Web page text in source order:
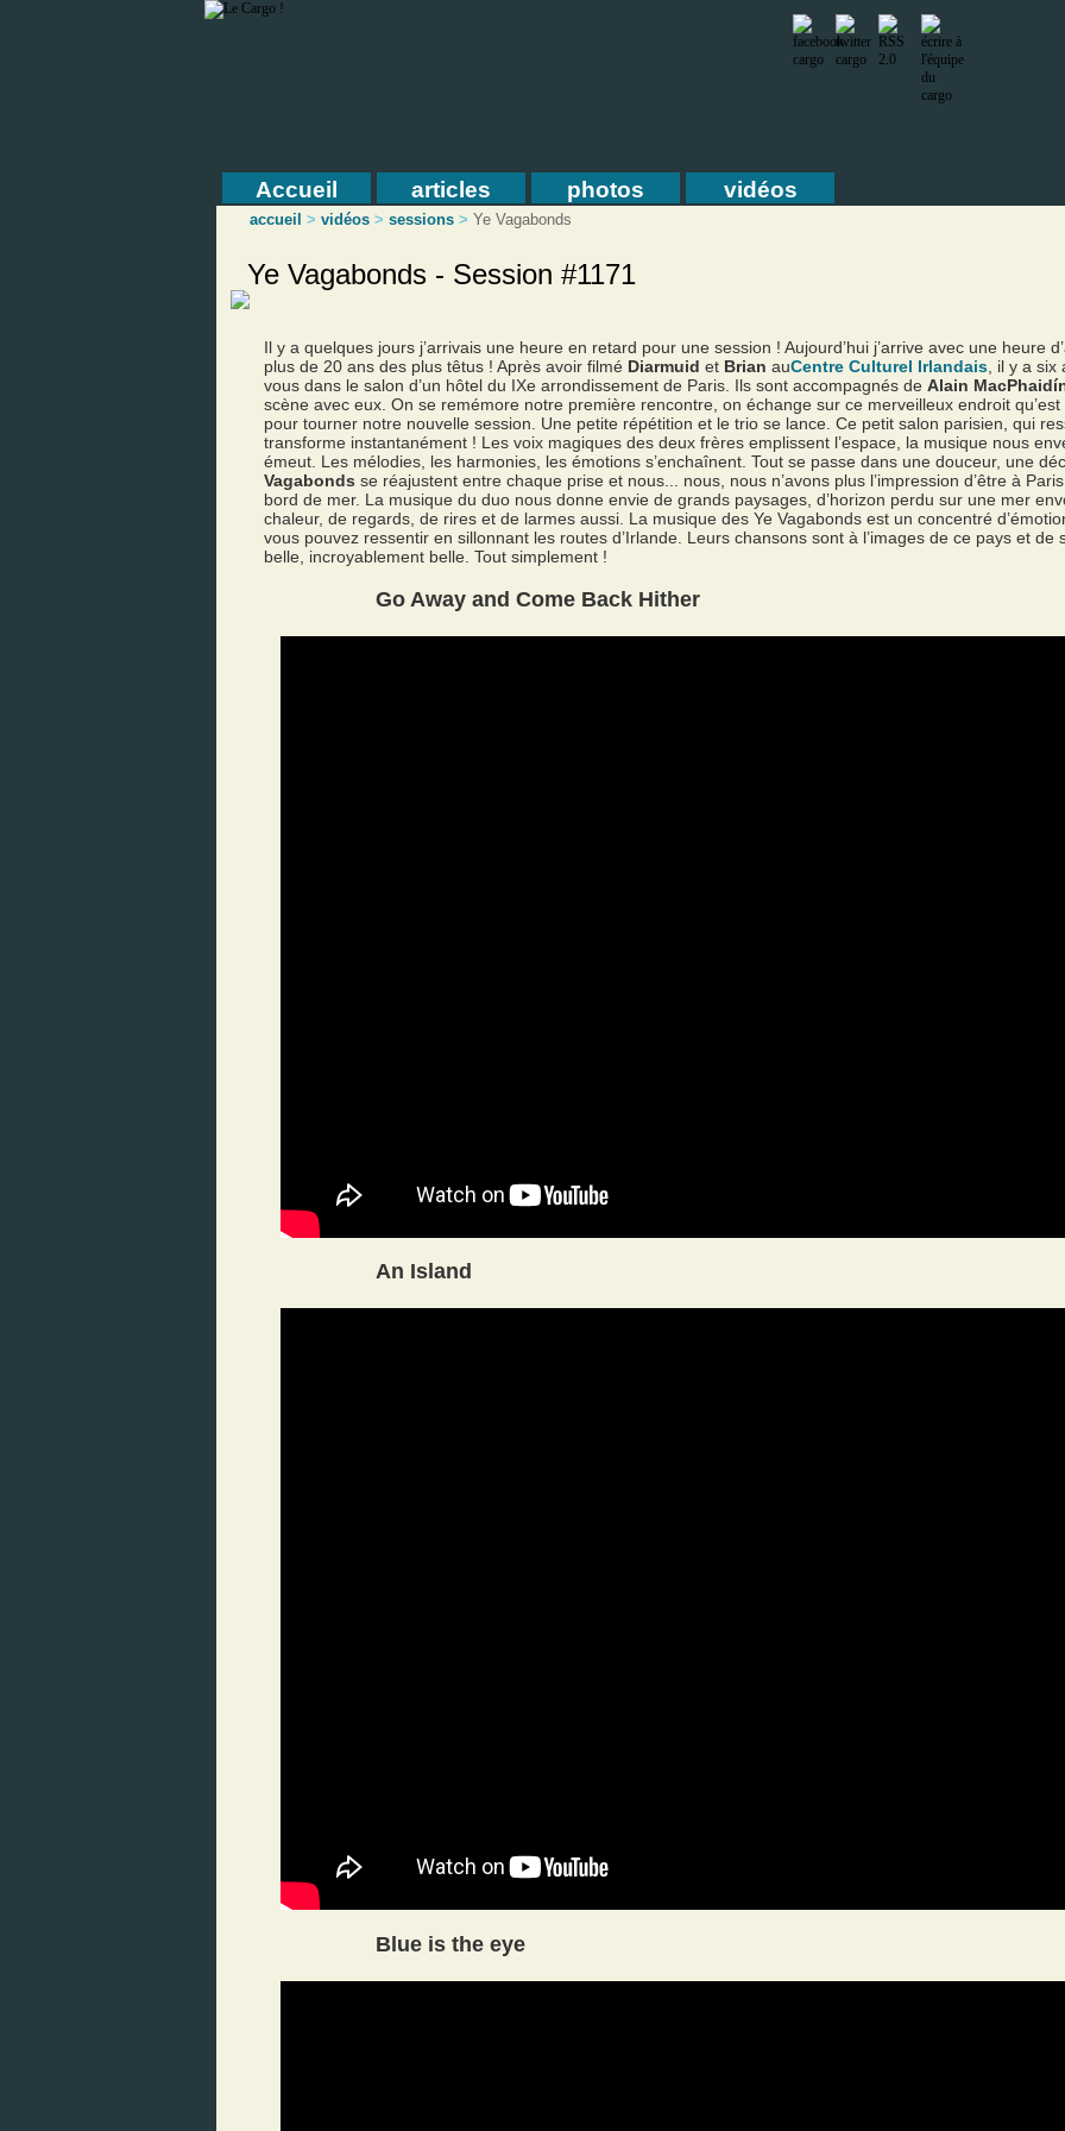
Accueil articles photos vidéos
accueil > vidéos > sessions > Ye Vagabonds
Ye Vagabonds - Session #1171
Il y a quelques jours j’arrivais une heure en retard pour une session ! Aujourd’hui j’arrive avec une heure
plus de 20 ans des plus têtus ! Après avoir filmé Diarmuid et Brian auCentre Culturel Irlandais , il y a
vous dans le salon d’un hôtel du IXe arrondissement de Paris. Ils sont accompagnés de Alain
scène avec eux. On se remémore notre première rencontre, on échange sur ce merveilleux endroit
pour tourner notre nouvelle session. Une petite répétition et le trio se lance. Ce petit salon parisien, qui
transforme instantanément ! Les voix magiques des deux frères emplissent l’espace, la musique nous
émeut. Les mélodies, les harmonies, les émotions s’enchaînent. Tout se passe dans une douceur, une
Vagabonds se réajustent entre chaque prise et nous... nous, nous n’avons plus l’impression d’être à
bord de mer. La musique du duo nous donne envie de grands paysages, d’horizon perdu sur une mer
chaleur, de regards, de rires et de larmes aussi. La musique des Ye Vagabonds est un concentré
vous pouvez ressentir en sillonnant les routes d’Irlande. Leurs chansons sont à l’images de ce pays et
belle, incroyablement belle. Tout simplement !
Go Away and Come Back Hither
An Island
Blue is the eye